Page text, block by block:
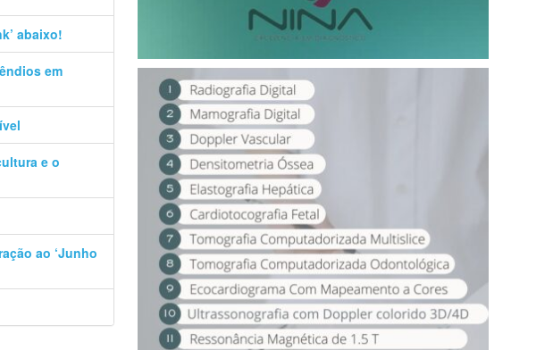
abaixo!
em
e o
ao ‘Junho